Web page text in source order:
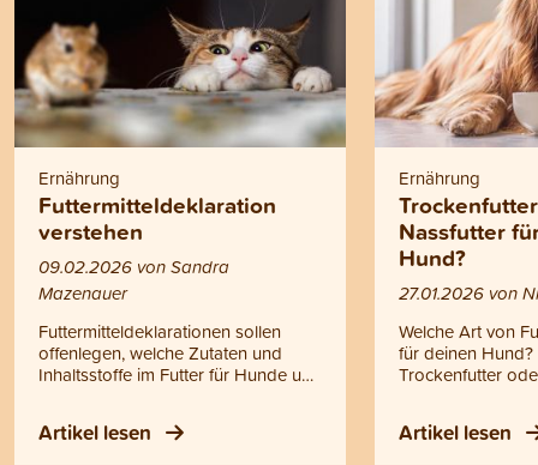
Ernährung
Futtermitteldeklaration
verstehen
09.02.2026 von Sandra
Mazenauer
Futtermitteldeklarationen sollen
offenlegen, welche Zutaten und
Inhaltsstoffe im Futter für Hunde und
Tierhalterinnen und Tierhalter
Artikel lesen
Ernährung
Nassfutter
Hund?
27.01.2026 von
Welche Art von
für deinen
Trockenfutter
des
Artikel lesen